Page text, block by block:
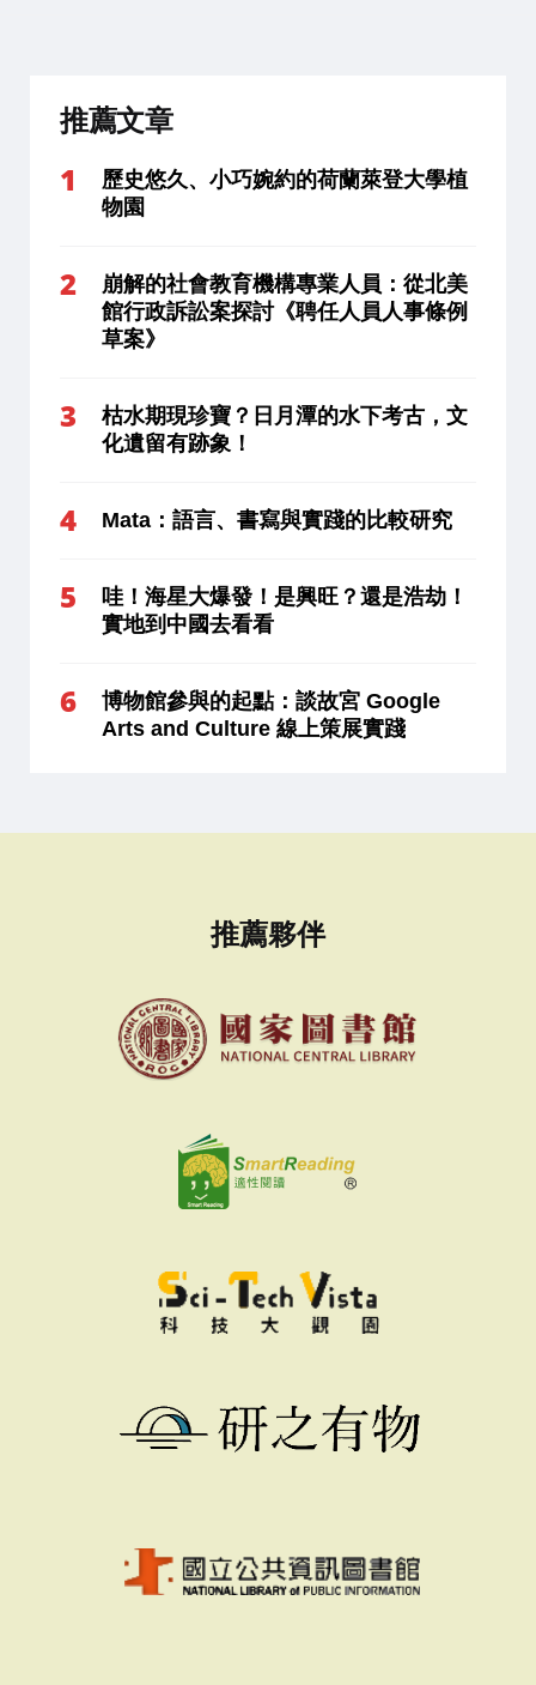
推薦文章
歷史悠久、小巧婉約的荷蘭萊登大學植
物園
崩解的社會教育機構專業人員：從北美
館行政訴訟案探討《聘任人員人事條例
草案》
枯水期現珍寶？日月潭的水下考古，文
化遺留有跡象！
Mata：語言、書寫與實踐的比較研究
哇！海星大爆發！是興旺？還是浩劫！
實地到中國去看看
博物館參與的起點：談故宮 Google
Arts and Culture 線上策展實踐
推薦夥伴